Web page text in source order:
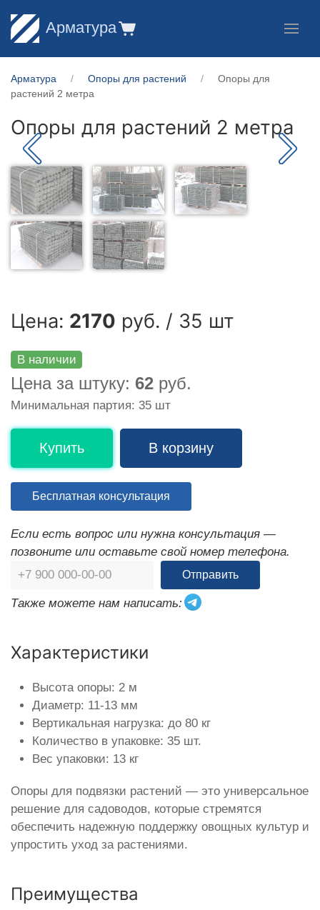
Арматура
Арматура Опоры для растений
Опоры для
растений 2 метра
Опоры для растений 2 метра
Цена: 2170 руб. / 35 шт
В наличии
Цена за штуку: 62 руб.
Минимальная партия: 35 шт
Купить В корзину
Бесплатная консультация
Если есть вопрос или нужна консультация —
позвоните или оставьте свой номер телефона.
Отправить
Также можете нам написать:
Характеристики
Высота опоры: 2 м
Диаметр: 11-13 мм
Вертикальная нагрузка: до 80 кг
Количество в упаковке: 35 шт.
Вес упаковки: 13 кг
Опоры для подвязки растений — это универсальное
решение для садоводов, которые стремятся
обеспечить надежную поддержку овощных культур и
упростить уход за растениями.
Преимущества